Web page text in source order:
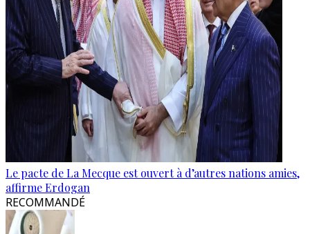
Le pacte de La Mecque est ouvert à d’autres nations amies,
affirme Erdogan
RECOMMANDÉ